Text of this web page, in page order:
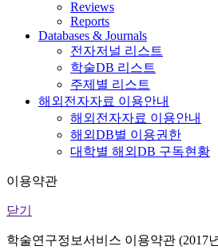
Reviews
Reports
Databases & Journals
전자저널 리스트
학술DB 리스트
주제별 리스트
해외전자자료 이용안내
해외전자자료 이용안내
해외DB별 이용권한
대학별 해외DB 구독현황
이용약관
닫기
학술연구정보서비스 이용약관 (2017